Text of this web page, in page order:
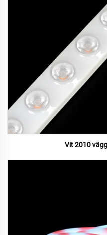
Vit 2010